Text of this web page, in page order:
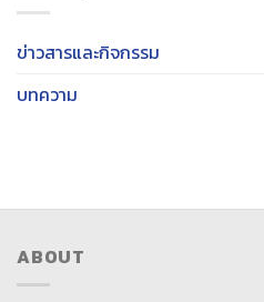
ข่าวสารและกิจกรรม
บทความ
ABOUT